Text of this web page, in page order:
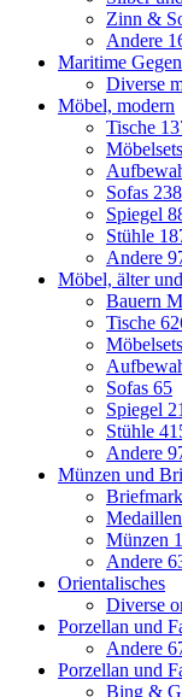
Zinn &
Andere
Maritime
Diverse
Möbel, modern
Tische
Möbelsets
Sofas 238
Spiegel
Stühle
Andere
Möbel, älter
Bauern
Tische
Sofas 65
Spiegel
Stühle
Andere
Münzen und
Medaillen
Münzen
Andere
Orientalisches
Diverse
Porzellan und
Andere
Porzellan und
Bing &